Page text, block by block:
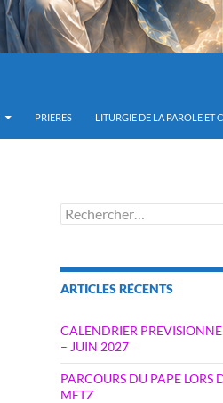
PRIERES LITURGIE DE LA PAROLE ET
Rechercher :
ARTICLES RÉCENTS
CALENDRIER
– JUIN 2027
PARCOURS DU PAPE LORS
METZ